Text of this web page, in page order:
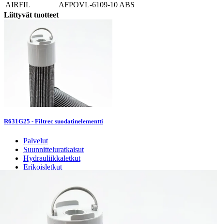
AIRFIL
AFPOVL-6109-10 ABS
Liittyvät tuotteet
R631G25 - Filtrec suodatinelementti
Palvelut
Suunnitteluratkaisut
Hydrauliikkaletkut
Erikoisletkut
Digitaaliset tilauskanavat
Myymälät
Palveluvarastot
Ennakoiva kartoitus